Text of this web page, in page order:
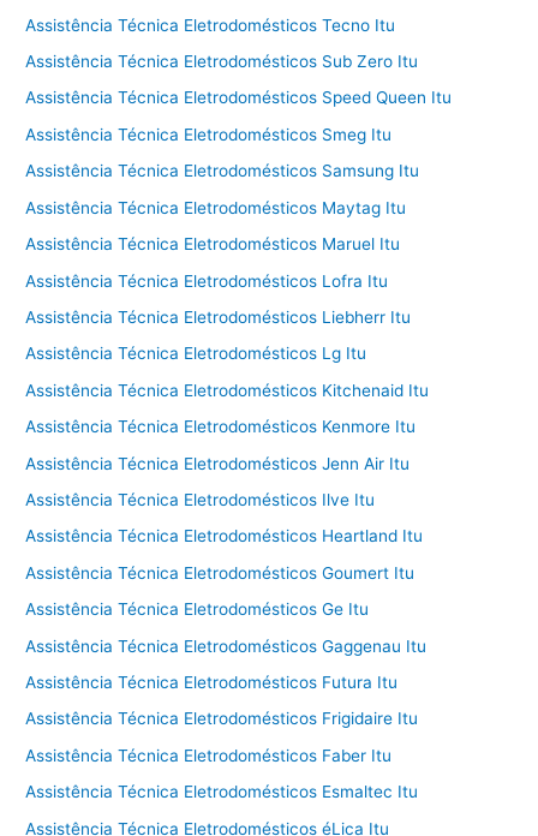
Assistência Técnica Eletrodomésticos Tecno Itu
Assistência Técnica Eletrodomésticos Sub Zero Itu
Assistência Técnica Eletrodomésticos Speed Queen Itu
Assistência Técnica Eletrodomésticos Smeg Itu
Assistência Técnica Eletrodomésticos Samsung Itu
Assistência Técnica Eletrodomésticos Maytag Itu
Assistência Técnica Eletrodomésticos Maruel Itu
Assistência Técnica Eletrodomésticos Lofra Itu
Assistência Técnica Eletrodomésticos Liebherr Itu
Assistência Técnica Eletrodomésticos Lg Itu
Assistência Técnica Eletrodomésticos Kitchenaid Itu
Assistência Técnica Eletrodomésticos Kenmore Itu
Assistência Técnica Eletrodomésticos Jenn Air Itu
Assistência Técnica Eletrodomésticos Ilve Itu
Assistência Técnica Eletrodomésticos Heartland Itu
Assistência Técnica Eletrodomésticos Goumert Itu
Assistência Técnica Eletrodomésticos Ge Itu
Assistência Técnica Eletrodomésticos Gaggenau Itu
Assistência Técnica Eletrodomésticos Futura Itu
Assistência Técnica Eletrodomésticos Frigidaire Itu
Assistência Técnica Eletrodomésticos Faber Itu
Assistência Técnica Eletrodomésticos Esmaltec Itu
Assistência Técnica Eletrodomésticos éLica Itu